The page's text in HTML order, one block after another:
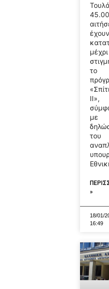
έχουν
μέχρι
το
ΙΙ»,
με
του
»
18/01/
16:49